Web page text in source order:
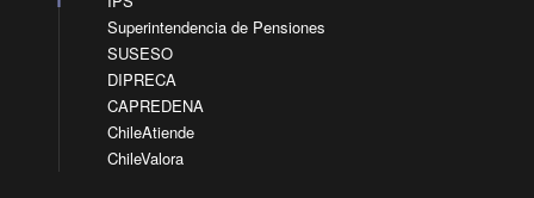
Superintendencia de Pensiones
SUSESO
DIPRECA
CAPREDENA
ChileAtiende
ChileValora